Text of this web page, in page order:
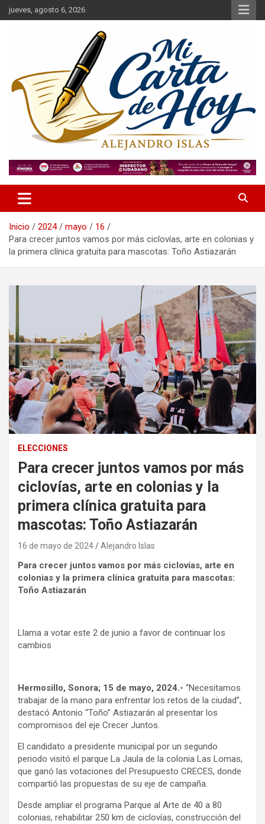
Saltar
al
jueves, agosto 6, 2026
Mi Carta de Hoy
Inicio 2024 mayo
16
Para crecer juntos vamos por más ciclovías, arte en colonias y
la primera clínica gratuita para mascotas: Toño Astiazarán
ELECCIONES
Para crecer juntos vamos por más
ciclovías, arte en colonias y la
primera clínica gratuita para
mascotas: Toño Astiazarán
16 de mayo de 2024 Alejandro Islas
Para crecer juntos vamos por más ciclovías, arte en
colonias y la primera clínica gratuita para mascotas:
Toño Astiazarán
Llama a votar este 2 de junio a favor de continuar los
cambios
Hermosillo, Sonora; 15 de mayo, 2024.- “Necesitamos
trabajar de la mano para enfrentar los retos de la ciudad”,
destacó Antonio “Toño” Astiazarán al presentar los
compromisos del eje Crecer Juntos.
El candidato a presidente municipal por un segundo
periodo visitó el parque La Jaula de la colonia Las Lomas,
que ganó las votaciones del Presupuesto CRECES, donde
compartió las propuestas de su eje de campaña.
Desde ampliar el programa Parque al Arte de 40 a 80
colonias, rehabilitar 250 km de ciclovías, construcción del